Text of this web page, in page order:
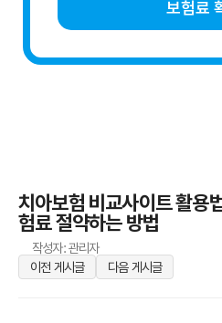
보험료
치아보험 비교사이트 활용
험료 절약하는 방법
작성자: 관리자
이전 게시글
다음 게시글